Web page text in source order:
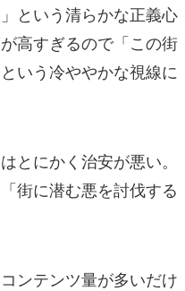
という清らかな正義心
高すぎるので「この街
いう冷ややかな視線に
とにかく治安が悪い。
街に潜む悪を討伐する
ンテンツ量が多いだけ